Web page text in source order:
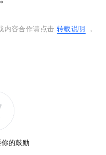
内容合作请点击 转载说明 ，
的鼓励